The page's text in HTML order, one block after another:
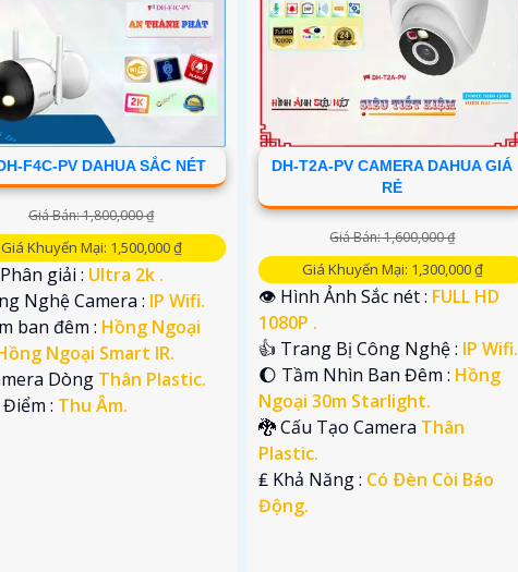
F4C-PV DAHUA SẮC NÉT
Giá Bán: 1,800,000 ₫
Giá Khuyến Mại: 1,500,000 ₫
giải : Ultra 2k .
Nghệ Camera : IP Wifi.
ban đêm : Hồng Ngoại
Ngoại Smart IR.
Dòng Thân Plastic.
: Thu Âm.
DH-T2A-PV CAMERA DAHUA GIÁ
RẺ
Giá Bán: 1,600,000 ₫
Giá Khuyến Mại: 1,300,000 ₫
👁 Hình Ảnh Sắc nét : FULL HD
1080P .
👍 Trang Bị Công Nghệ : IP Wifi.
🌔 Tầm Nhìn Ban Đêm : Hồng
Ngoại 30m Starlight.
🐉️ Cấu Tạo Camera Thân
Plastic.
️₤ Khả Năng : Có Ðèn Còi Báo
Động.